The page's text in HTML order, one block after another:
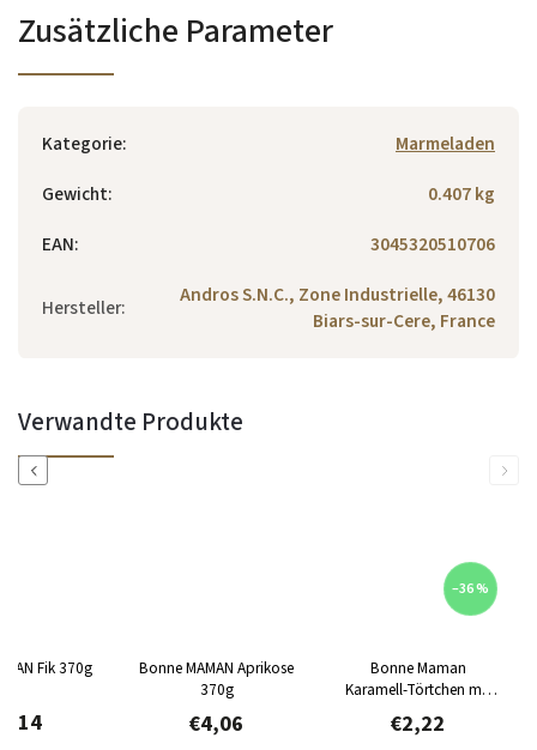
Zusätzliche Parameter
Kategorie:
Marmeladen
Gewicht:
0.407 kg
EAN: 3045320510706
Hersteller:
Andros S.N.C., Zone Industrielle, 46130
Biars-sur-Cere, France
Verwandte Produkte
Previous
Fik 370g
Bonne MAMAN Aprikose
370g
€4,06
–36 %
Bonne Maman
Karamell-Törtchen mit
Milchschokolade und
gesalzener Butter 135 g
€2,22
Next